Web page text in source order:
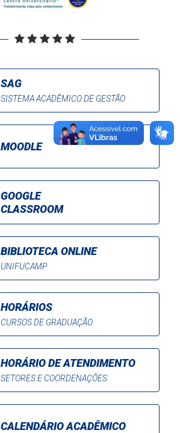
SAG
SISTEMA ACADÊMICO DE GESTÃO
MOODLE
GOOGLE
CLASSROOM
BIBLIOTECA ONLINE
UNIFUCAMP
HORÁRIOS
CURSOS DE GRADUAÇÃO
HORÁRIO DE ATENDIMENTO
SETORES E COORDENAÇÕES
CALENDÁRIO ACADÊMICO